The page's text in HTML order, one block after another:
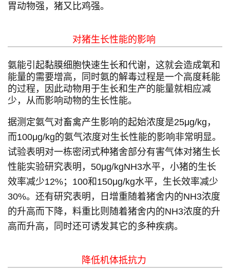
胃动物强，猪又比鸡强。
对猪生长性能的影响
氨能引起黏膜细胞快速生长和代谢，这就会造成氧和
能量的需要增高，同时氨的解毒过程是一个高度耗能
的过程，因此动物用于生长和生产的能量就相应减
少，从而影响动物的生长性能。
据测定氨气对畜禽产生影响的起始浓度是25μg/kg，
而100μg/kg的氨气浓度对生长性能的影响非常明显。
试验表明对一栋密闭式种猪舍部分有害气体对猪生长
性能实验研究表明，50μg/kgNH3水平，小猪的生长
效率减少12%；100和150μg/kg水平，生长效率减少
30%。还有研究表明，日增重随着猪舍内的NH3浓度
的升高而下降，料重比则随着猪舍内的NH3浓度的升
高而升高，同时还可诱发其它的多种疾病。
降低机体抵抗力